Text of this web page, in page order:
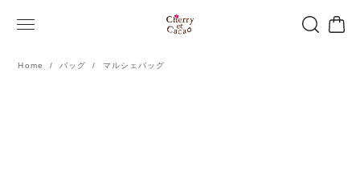
Home バッグ マルシェバッグ